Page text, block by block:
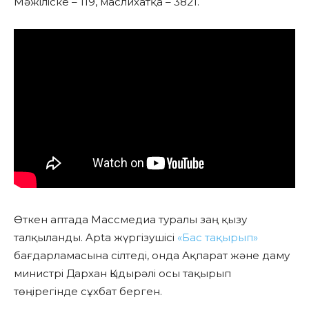
Өткен аптада Массмедиа туралы заң қызу
талқыланды. Apta жүргізушісі «Бас тақырып»
бағдарламасына сілтеді, онда Ақпарат және даму
министрі Дархан Қыдырәлі осы тақырып
төңірегінде сұхбат берген.